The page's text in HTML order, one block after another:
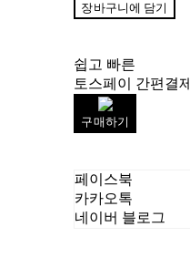
장바구니에 담기
쉽고 빠른
토스페이 간편결제
구매하기
페이스북
카카오톡
네이버 블로그